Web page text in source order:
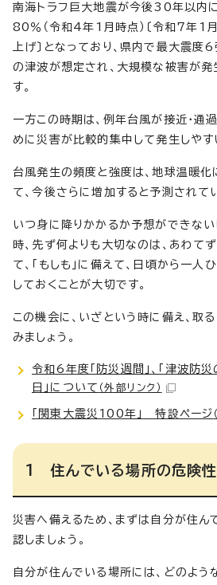
南海トラフ巨大地震が今後30年以内
80％（令和4年1月時点）〔令和7年1
上げ〕となっており、県内で最大震
の津波が想定され、大規模な被害が発
す。
一方この時期は、例年台風が接近・通
めに災害が比較的集中して発生しやす
台風発生の頻度と強度は、地球温暖化
て、今後さらに増加すると予測されて
いつ身に降りかかるか予想ができない
時、先ず何よりも大切なのは、あわて
て、「もしも」に備えて、日頃から一
しておくことが大切です。
この機会に、いざという時に備え、取
みましょう。
令和6年度「防災週間」、「津波防
日」について （外部リンク）
「関東大震災100年」 特設ページ
1 住んでいる場所の危険性
災害へ備えるため、まずは自分が住ん
認しましょう。
自分が住んでいる場所には、どのよう